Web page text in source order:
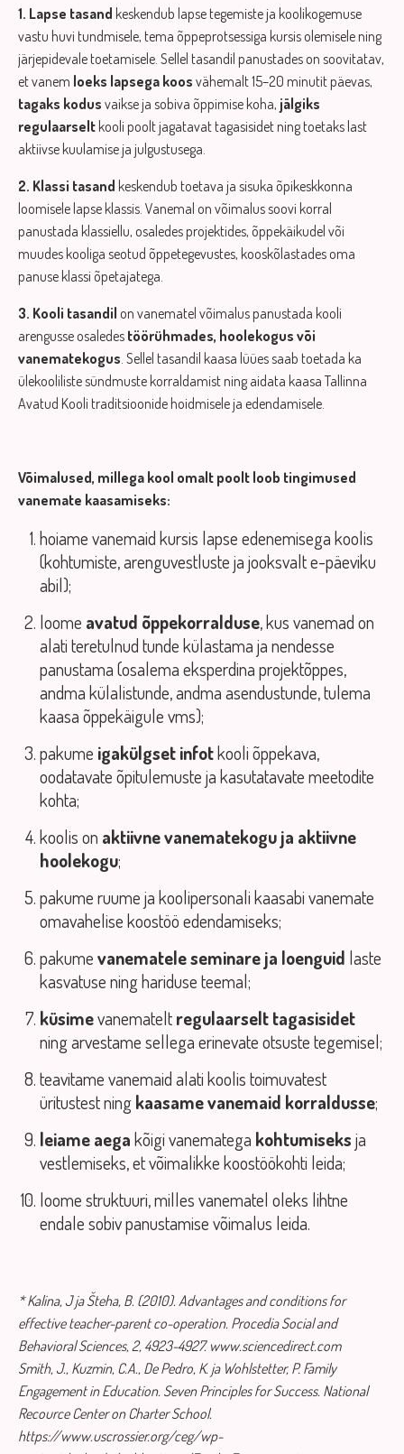
1. Lapse tasand keskendub lapse tegemiste ja koolikogemuse
vastu huvi tundmisele, tema õppeprotsessiga kursis olemisele ning
järjepidevale toetamisele. Sellel tasandil panustades on soovitatav,
et vanem loeks lapsega koos vähemalt 15–20 minutit päevas,
tagaks kodus vaikse ja sobiva õppimise koha, jälgiks
regulaarselt kooli poolt jagatavat tagasisidet ning toetaks last
aktiivse kuulamise ja julgustusega.
2. Klassi tasand keskendub toetava ja sisuka õpikeskkonna
loomisele lapse klassis. Vanemal on võimalus soovi korral
panustada klassiellu, osaledes projektides, õppekäikudel või
muudes kooliga seotud õppetegevustes, kooskõlastades oma
panuse klassi õpetajatega.
3. Kooli tasandil on vanematel võimalus panustada kooli
arengusse osaledes töörühmades, hoolekogus või
vanematekogus. Sellel tasandil kaasa lüües saab toetada ka
ülekooliliste sündmuste korraldamist ning aidata kaasa Tallinna
Avatud Kooli traditsioonide hoidmisele ja edendamisele.
Võimalused, millega kool omalt poolt loob tingimused
vanemate kaasamiseks:
hoiame vanemaid kursis lapse edenemisega koolis
(kohtumiste, arenguvestluste ja jooksvalt e-päeviku
abil);
loome avatud õppekorralduse, kus vanemad on
alati teretulnud tunde külastama ja nendesse
panustama (osalema eksperdina projektõppes,
andma külalistunde, andma asendustunde, tulema
kaasa õppekäigule vms);
pakume igakülgset infotkooli õppekava,
oodatavate õpitulemuste ja kasutatavate meetodite
kohta;
koolis on aktiivne vanematekogu ja aktiivne
hoolekogu;
pakume ruume ja koolipersonali kaasabi vanemate
omavahelise koostöö edendamiseks;
pakumevanematele seminare ja loenguid laste
kasvatuse ning hariduse teemal;
küsimevanemateltregulaarselt tagasisidet
ning arvestame sellega erinevate otsuste tegemisel;
teavitame vanemaid alati koolis toimuvatest
üritustest ningkaasame vanemaid korraldusse;
leiame aegakõigi vanematega kohtumiseksja
vestlemiseks, et võimalikke koostöökohti leida;
loome struktuuri, milles vanematel oleks lihtne
endale sobiv panustamise võimalus leida.
* Kalina, J ja Šteha, B. (2010). Advantages and conditions for
effective teacher-parent co-operation. Procedia Social and
Behavioral Sciences, 2, 4923-4927. www.sciencedirect.com
Smith, J., Kuzmin, C.A., De Pedro, K. ja Wohlstetter, P. Family
Engagement in Education. Seven Principles for Success. National
Recource Center on Charter School.
https://www.uscrossier.org/ceg/wp-